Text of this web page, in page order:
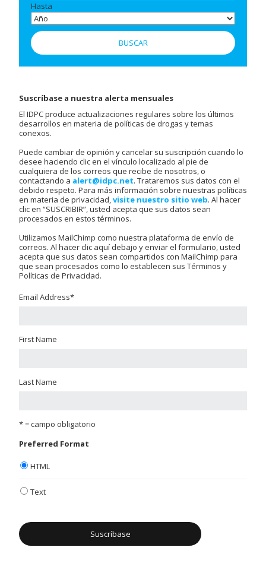
Hasta
Suscríbase a nuestra alerta mensuales
El IDPC produce actualizaciones regulares sobre los últimos
desarrollos en materia de políticas de drogas y temas
conexos.
Puede cambiar de opinión y cancelar su suscripción cuando lo
desee haciendo clic en el vínculo localizado al pie de
cualquiera de los correos que recibe de nosotros, o
contactando a alert@idpc.net. Trataremos sus datos con el
debido respeto. Para más información sobre nuestras políticas
en materia de privacidad,visite nuestro sitio web. Al hacer
clic en “SUSCRIBIR”, usted acepta que sus datos sean
procesados en estos términos.
Utilizamos MailChimp como nuestra plataforma de envío de
correos. Al hacer clic aquí debajo y enviar el formulario, usted
acepta que sus datos sean compartidos con MailChimp para
que sean procesados como lo establecen sus Términos y
Políticas de Privacidad.
Email Address*
First Name
Last Name
* = campo obligatorio
Preferred Format
HTML
Text